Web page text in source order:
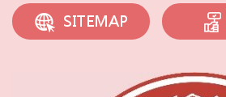
SITEMAP